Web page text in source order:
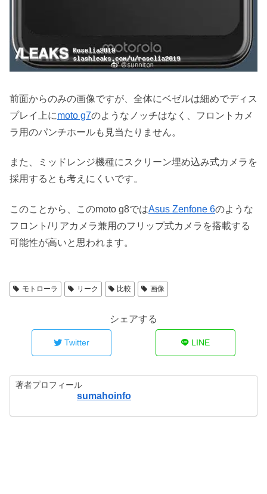
前面からのみの画像ですが、全体にベゼルは細めでディス
プレイ上にmoto g7のようなノッチはなく、フロントカメ
ラ用のパンチホールも見当たりません。
また、ミッドレンジ機種にスクリーン埋め込み式カメラを
採用するとも考えにくいです。
このことから、このmoto g8ではAsus Zenfone 6のような
フロント/リアカメラ兼用のフリップ式カメラを搭載する
可能性が高いと思われます。
モトローラ リーク 比較 画像
シェアする
Twitter LINE
著者プロフィール
sumahoinfo